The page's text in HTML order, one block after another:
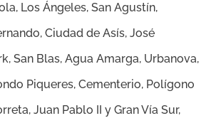
Los Ángeles, San Agustín,
Ciudad de Asís, José
San Blas, Agua Amarga, Urbanova,
Piqueres, Cementerio, Polígono
Juan Pablo II y Gran Vía Sur,